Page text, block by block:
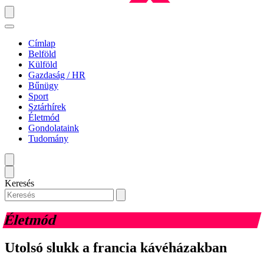
Címlap
Belföld
Külföld
Gazdaság / HR
Bűnügy
Sport
Sztárhírek
Életmód
Gondolataink
Tudomány
Keresés
Életmód
Utolsó slukk a francia kávéházakban